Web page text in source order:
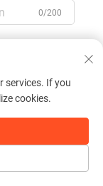
0/200
services. If you
cookies.